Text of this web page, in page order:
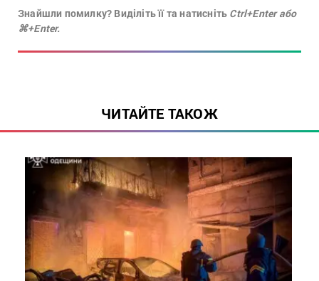
Знайшли помилку? Виділіть її та натисніть Ctrl+Enter або
⌘+Enter.
ЧИТАЙТЕ ТАКОЖ